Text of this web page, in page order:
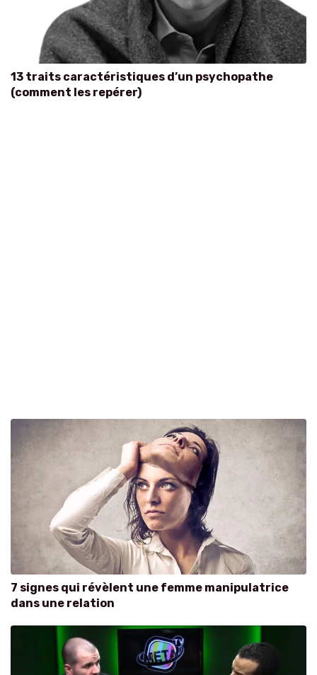
13 traits caractéristiques d’un psychopathe
(comment les repérer)
7 signes qui révèlent une femme manipulatrice
dans une relation